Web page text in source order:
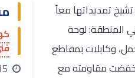
15
تمديداتها معاً
المنطقة: لوحة
وكابلات بمقاطع
مقاومته مع